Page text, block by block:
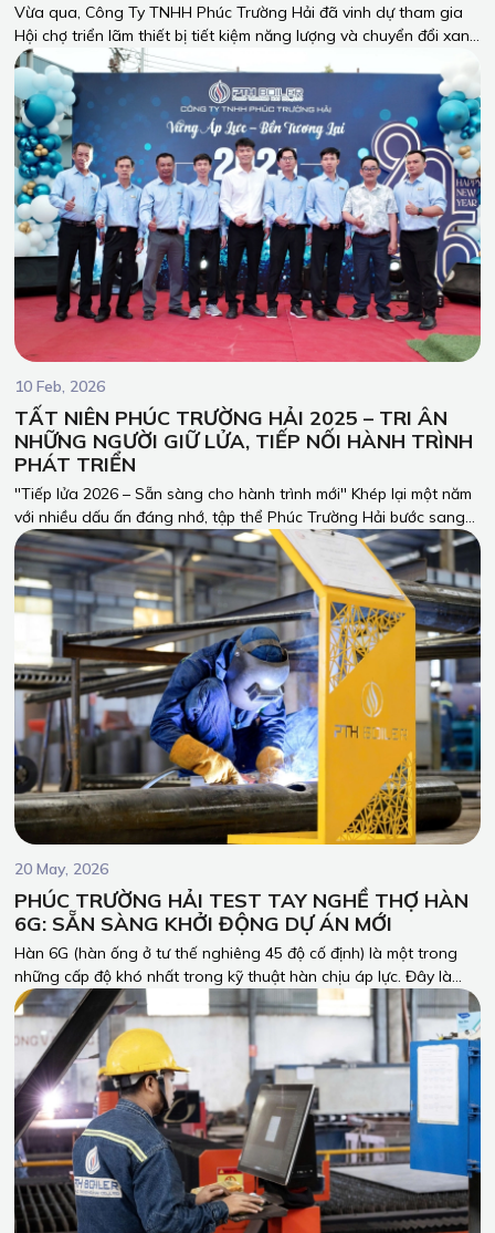
Vừa qua, Công Ty TNHH Phúc Trường Hải đã vinh dự tham gia
Hội chợ triển lãm thiết bị tiết kiệm năng lượng và chuyển đổi xanh
2025 do Bộ công thương tổ chức tại Hà Nội. Đây là sự kiện quy
mô lớn quy tụ nhiều doanh nghiệp trong lĩnh vực công nghiệp,
chuyển đổi xanh và ứng dụng các giải pháp công nghệ hiện đại.
10 Feb, 2026
TẤT NIÊN PHÚC TRƯỜNG HẢI 2025 – TRI ÂN
NHỮNG NGƯỜI GIỮ LỬA, TIẾP NỐI HÀNH TRÌNH
PHÁT TRIỂN
''Tiếp lửa 2026 – Sẵn sàng cho hành trình mới'' Khép lại một năm
với nhiều dấu ấn đáng nhớ, tập thể Phúc Trường Hải bước sang
năm 2026 với niềm tin, sự chủ động và quyết tâm đổi mới. Ngọn
lửa nhiệt huyết được gìn giữ từ năm 2025 sẽ tiếp tục là động lực
để PTH phát triển mạnh mẽ, mang đến những giá trị bền vững
cho khách hàng và đối tác trong chặng đường phía trước.
20 May, 2026
PHÚC TRƯỜNG HẢI TEST TAY NGHỀ THỢ HÀN
6G: SẴN SÀNG KHỞI ĐỘNG DỰ ÁN MỚI
Hàn 6G (hàn ống ở tư thế nghiêng 45 độ cố định) là một trong
những cấp độ khó nhất trong kỹ thuật hàn chịu áp lực. Đây là
tiêu chuẩn bắt buộc tại Phúc Trường Hải đối với toàn bộ thợ hàn
trực tiếp tham gia gia công bồn bể, hệ thống ống vách và các
chi tiết chịu nhiệt của lò hơi.